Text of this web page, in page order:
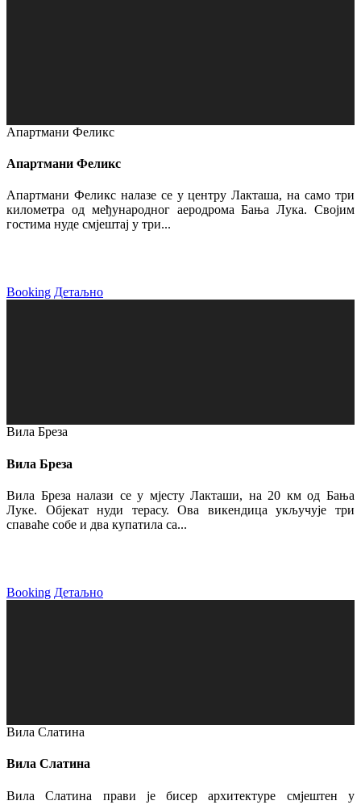
Апартмани Феликс
Апартмани Феликс
Апартмани Феликс налазе се у центру Лакташа, на само три
километра од међународног аеродрома Бања Лука. Својим
гостима нуде смјештај у три...
Booking Детаљно
Вила Бреза
Вила Бреза
Вила Бреза налази се у мјесту Лакташи, на 20 км од Бања
Луке. Објекат нуди терасу. Ова викендица укључује три
спаваће собе и два купатила са...
Booking Детаљно
Вила Слатина
Вила Слатина
Вила Слатина прави је бисер архитектуре смјештен у